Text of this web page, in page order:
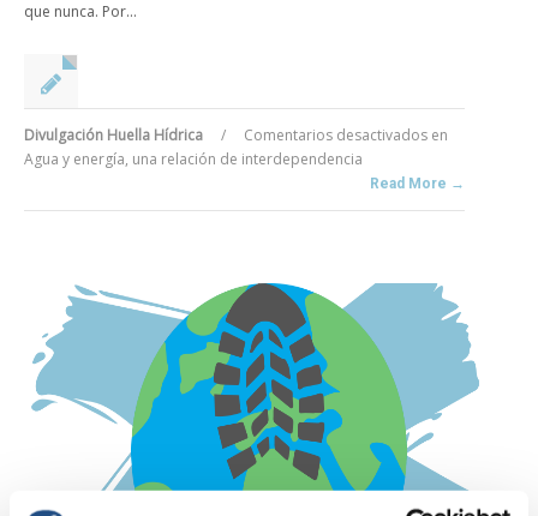
que nunca. Por...
Divulgación Huella Hídrica / Comentarios desactivados en
Agua y energía, una relación de interdependencia
Read More →